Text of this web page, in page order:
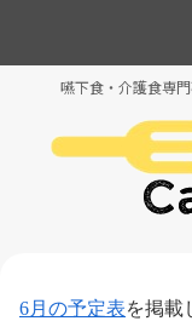
嚥下食・介護食専
6月の予定表を掲載